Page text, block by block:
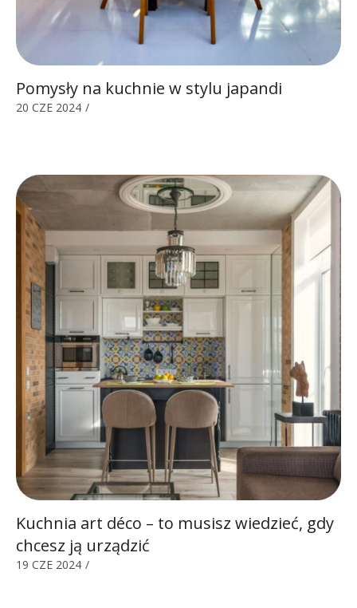
Pomysły na kuchnie w stylu japandi
20 CZE 2024 /
Kuchnia art déco – to musisz wiedzieć, gdy
chcesz ją urządzić
19 CZE 2024 /